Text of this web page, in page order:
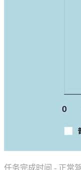
任务完成时间 - 正常